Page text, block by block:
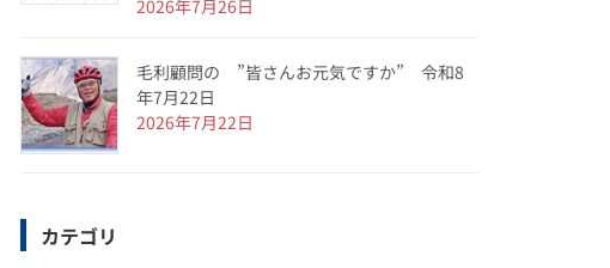
2026年7月26日
毛利顧問の ”皆さんお元気ですか” 令和8
年7月22日
2026年7月22日
カテゴリ